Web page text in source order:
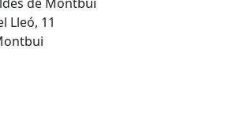
Lleó, 11